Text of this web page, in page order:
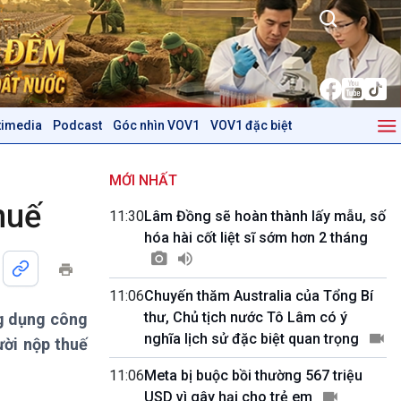
Podcast Góc nhìn VOV1 VOV1 đặc biệt
Trước giờ mở cửa
Dòng chảy Kinh tế
Khởi nghiệp
Tuyên chiến với gian lận
Mùa vàng
Biển đảo Việt Nam
Tìm hiểu biển, đảo Việt
Nam
Góc nhìn VOV1
Bình luận
dụng công
nộp thuế
MỚI NHẤT
11:30Lâm Đồng sẽ hoàn thành lấy mẫu, số
hóa hài cốt liệt sĩ sớm hơn 2 tháng
11:06Chuyến thăm Australia của Tổng Bí
thư, Chủ tịch nước Tô Lâm có ý
nghĩa lịch sử đặc biệt quan trọng
11:06Meta bị buộc bồi thường 567 triệu
USD vì gây hại cho trẻ em